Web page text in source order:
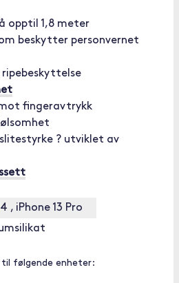
opptil 1,8 meter
beskytter personvernet
ripebeskyttelse
fingeravtrykk
? utviklet av
, iPhone 13 Pro
følgende enheter: